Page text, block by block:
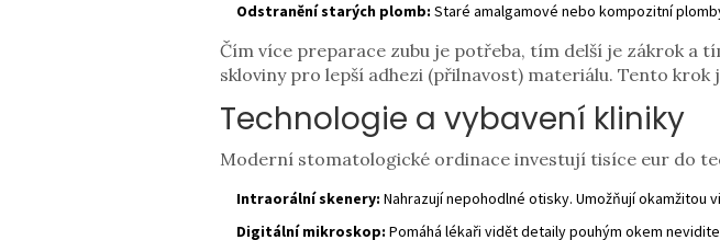
Odstranění starých plomb: Staré amalgamové nebo kompozitní
Čím více preparace zubu je potřeba, tím delší je zákrok a
skloviny pro lepší adhezi (přilnavost) materiálu. Tento
Technologie a vybavení kliniky
Moderní stomatologické ordinace investují tisíce eur do
Intraorální skenery: Nahrazují nepohodlné otisky. Umožňují okamžitou
Digitální mikroskop: Pomáhá lékaři vidět detaily pouhým okem